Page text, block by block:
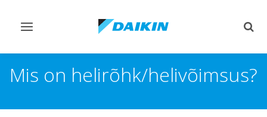
Lülitage
sisse/välja
Mis on helirõhk/helivõimsus?